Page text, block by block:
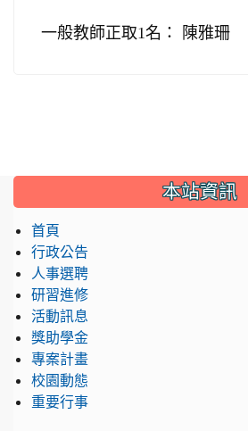
一般教師正取1名 ： 陳雅珊
::: 本站資訊
首頁
行政公告
人事選聘
研習進修
活動訊息
獎助學金
專案計畫
校園動態
重要行事